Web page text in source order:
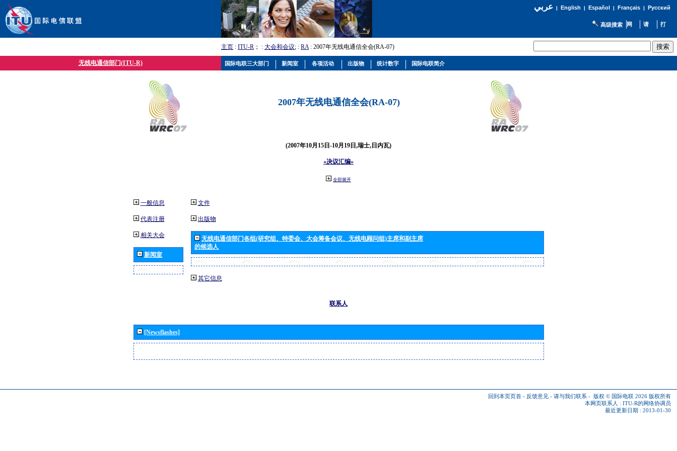
عربي| English | Español | Français| Русский
高级搜索
主页 : ITU-R ； : 大会和会议; : RA: 2007年无线电通信全会(RA-07)
无线电通信部门(ITU-R)
2007年无线电通信全会(RA-07)
(2007年10月15日-10月19日,瑞士,日内瓦)
«决议汇编»
全部展开
一般信息
代表注册
相关大会
新闻室
文件
出版物
无线电通信部门各组(研究组、特委会、大会筹备会议、无线电顾问组)主席和副主席
的候选人
其它信息
联系人
[Newsflashes]
回到本页页首 - 反馈意见 - 请与我们联系 - 版权 © 国际电联 2026 版权所有
本网页联系人 : ITU-R的网络协调员
最近更新日期 : 2013-01-30
国际电联三大部门 新闻室 各项活动 出版物 统计数字 国际电联简介